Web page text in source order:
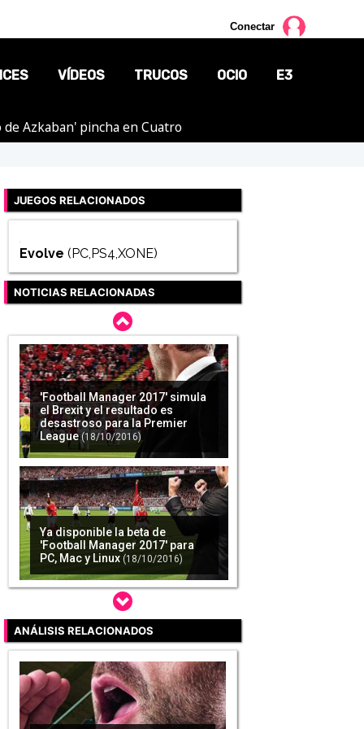
Conectar
VÍDEOS TRUCOS OCIO E3
Azkaban' pincha en Cuatro
JUEGOS RELACIONADOS
Evolve (PC,PS4,XONE)
NOTICIAS RELACIONADAS
'Football Manager 2017' simula
el Brexit y el resultado es
desastroso para la Premier
League (18/10/2016)
Ya disponible la beta de
'Football Manager 2017' para
PC, Mac y Linux (18/10/2016)
'Football Manager Classic
2015' se lanzará en tabletas de
gama alta esta medianoche
(08/04/2015)
ANÁLISIS RELACIONADOS